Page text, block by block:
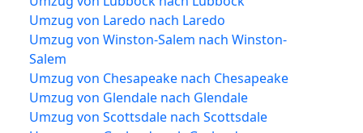
Umzug von Laredo nach Laredo
Umzug von Winston-Salem nach Winston-
Salem
Umzug von Chesapeake nach Chesapeake
Umzug von Glendale nach Glendale
Umzug von Scottsdale nach Scottsdale